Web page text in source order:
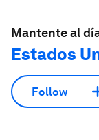
Mantente al
Estados
Follow